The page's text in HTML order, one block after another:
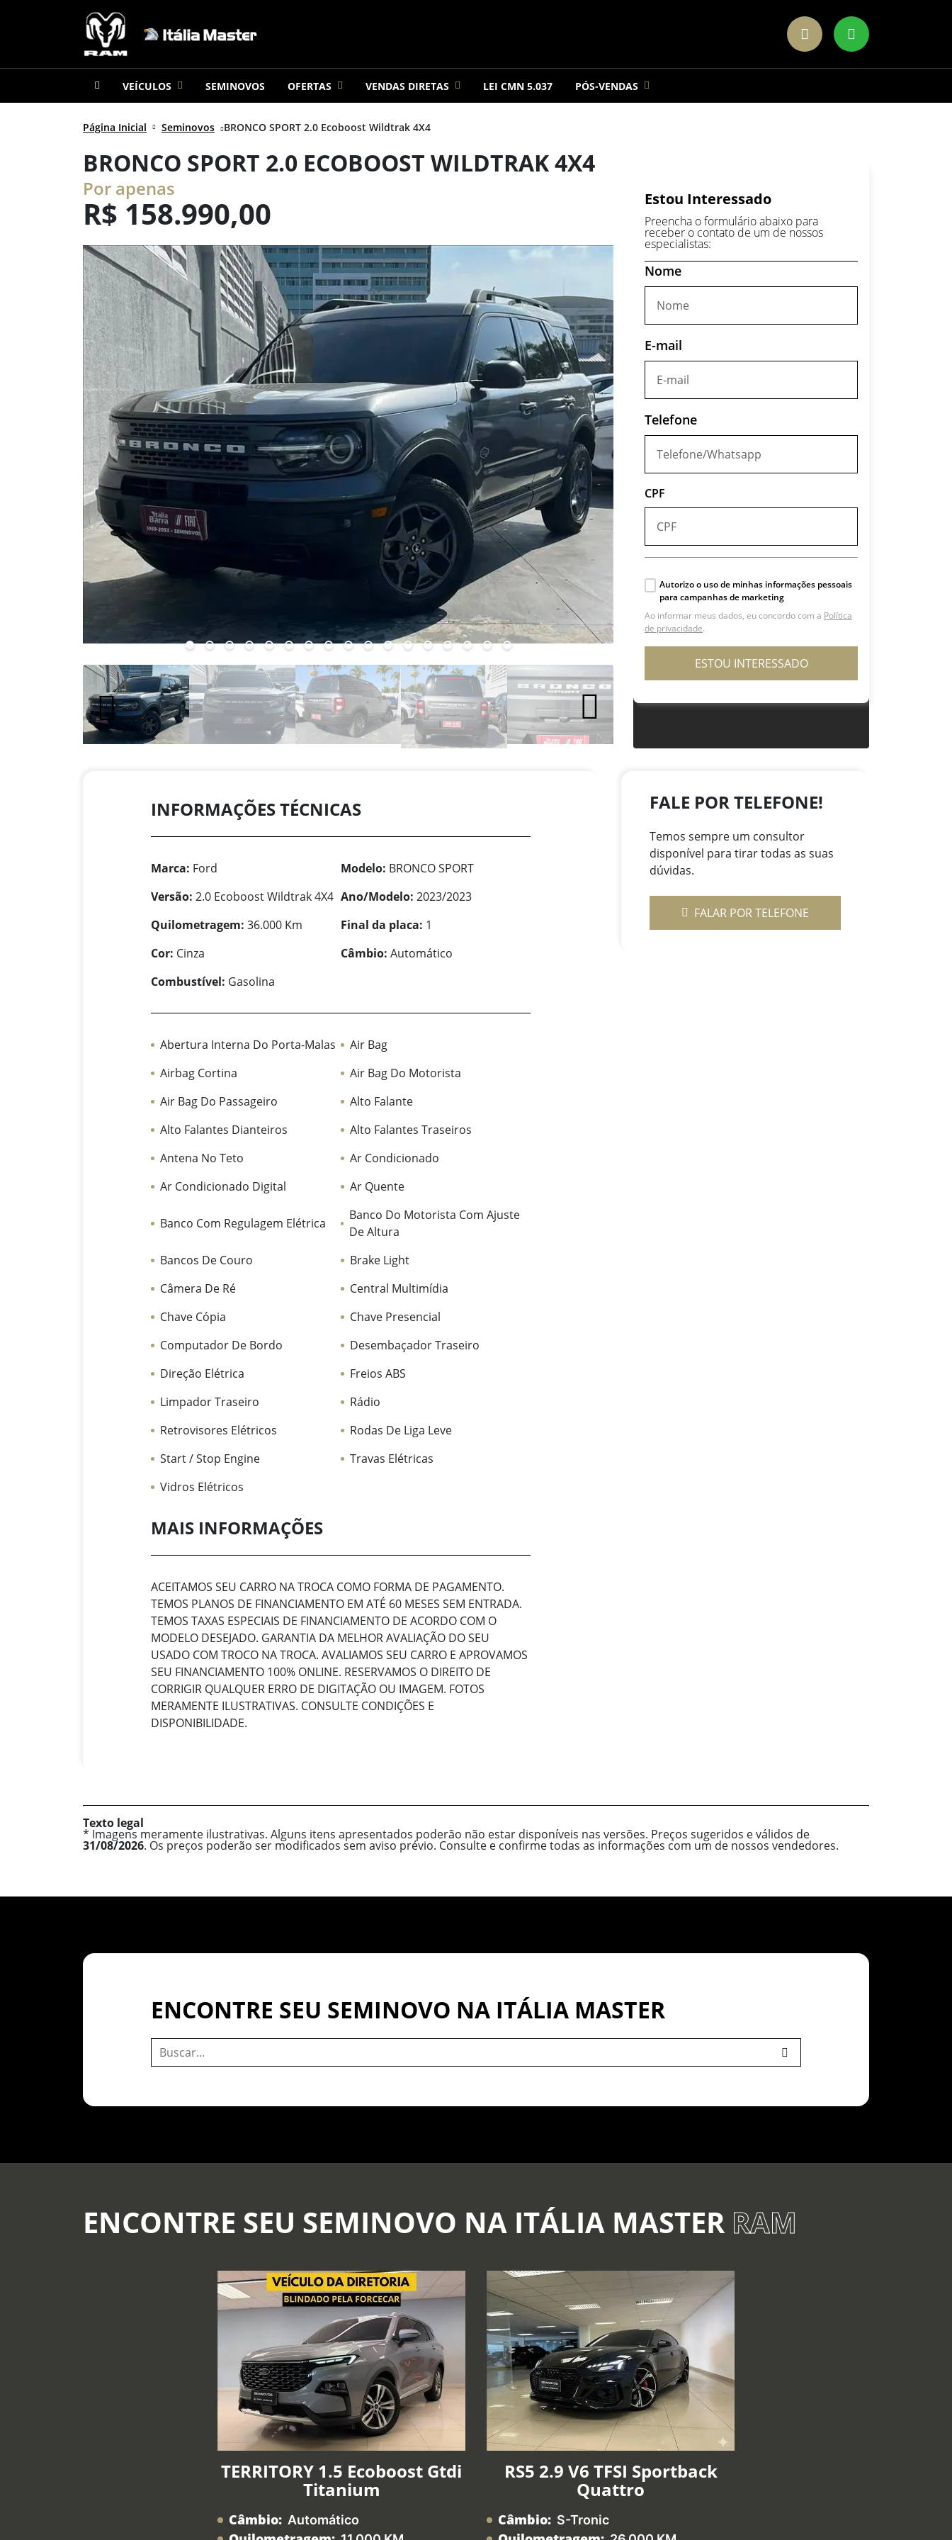
VEÍCULOS SEMINOVOS OFERTAS VENDAS DIRETAS LEI CMN 5.037 PÓS-VENDAS
Página Inicial Seminovos BRONCO SPORT 2.0 Ecoboost Wildtrak 4X4
BRONCO SPORT 2.0 ECOBOOST WILDTRAK 4X4
Por apenas
R$ 158.990,00 Estou Interessado
Preencha o formulário abaixo para
receber o contato de um de nossos
especialistas:
Nome
E-mail
Telefone
CPF
Autorizo o uso de minhas informações pessoais
para campanhas de marketing
Ao informar meus dados, eu concordo com a Política
de privacidade.
ESTOU INTERESSADO
INFORMAÇÕES TÉCNICAS
Marca: Ford Modelo: BRONCO SPORT
Versão: 2.0 Ecoboost Wildtrak 4X4 Ano/Modelo: 2023/2023
Quilometragem: 36.000 Km Final da placa: 1
Cor: Cinza Câmbio: Automático
Combustível: Gasolina
Abertura Interna Do Porta-Malas
Air Bag
Airbag Cortina
Air Bag Do Motorista
Air Bag Do Passageiro
Alto Falante
Alto Falantes Dianteiros
Alto Falantes Traseiros
Antena No Teto
Ar Condicionado
Ar Condicionado Digital
Ar Quente
Banco Com Regulagem Elétrica
Banco Do Motorista Com Ajuste
De Altura
Bancos De Couro
Brake Light
Câmera De Ré
Central Multimídia
Chave Cópia
Chave Presencial
Computador De Bordo
Desembaçador Traseiro
Direção Elétrica
Freios ABS
Limpador Traseiro
Rádio
Retrovisores Elétricos
Rodas De Liga Leve
Start / Stop Engine
Travas Elétricas
Vidros Elétricos
MAIS INFORMAÇÕES
ACEITAMOS SEU CARRO NA TROCA COMO FORMA DE PAGAMENTO.
TEMOS PLANOS DE FINANCIAMENTO EM ATÉ 60 MESES SEM ENTRADA.
TEMOS TAXAS ESPECIAIS DE FINANCIAMENTO DE ACORDO COM O
MODELO DESEJADO. GARANTIA DA MELHOR AVALIAÇÃO DO SEU
USADO COM TROCO NA TROCA. AVALIAMOS SEU CARRO E APROVAMOS
SEU FINANCIAMENTO 100% ONLINE. RESERVAMOS O DIREITO DE
CORRIGIR QUALQUER ERRO DE DIGITAÇÃO OU IMAGEM. FOTOS
MERAMENTE ILUSTRATIVAS. CONSULTE CONDIÇÕES E
DISPONIBILIDADE.
FALE POR TELEFONE!
Temos sempre um consultor
disponível para tirar todas as suas
dúvidas.
FALAR POR TELEFONE
Texto legal
* Imagens meramente ilustrativas. Alguns itens apresentados poderão não estar disponíveis nas versões. Preços sugeridos e válidos de
31/08/2026. Os preços poderão ser modificados sem aviso prévio. Consulte e confirme todas as informações com um de nossos vendedores.
ENCONTRE SEU SEMINOVO NA ITÁLIA MASTER
ENCONTRE SEU SEMINOVO NA ITÁLIA MASTER RAM
TERRITORY 1.5 Ecoboost Gtdi
Titanium
Câmbio: Automático
RS5 2.9 V6 TFSI Sportback
Quattro
Câmbio: S-Tronic